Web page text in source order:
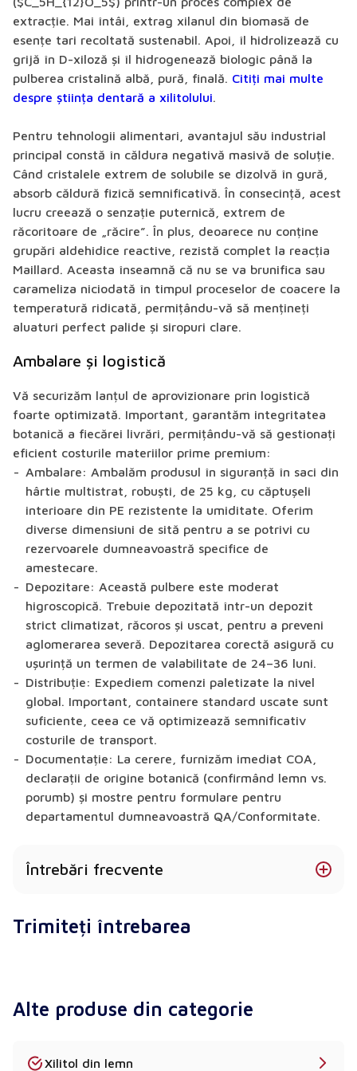
extracție. Mai întâi, extrag xilanul din biomasă de
esențe tari recoltată sustenabil. Apoi, îl hidrolizează cu
grijă în D-xiloză și îl hidrogenează biologic până la
pulberea cristalină albă, pură, finală. Citiți mai multe
despre știința dentară a xilitolului.
Pentru tehnologii alimentari, avantajul său industrial
principal constă în căldura negativă masivă de soluție.
Când cristalele extrem de solubile se dizolvă în gură,
absorb căldură fizică semnificativă. În consecință, acest
lucru creează o senzație puternică, extrem de
răcoritoare de „răcire”. În plus, deoarece nu conține
grupări aldehidice reactive, rezistă complet la reacția
Maillard. Aceasta înseamnă că nu se va brunifica sau
carameliza niciodată în timpul proceselor de coacere la
temperatură ridicată, permițându-vă să mențineți
aluaturi perfect palide și siropuri clare.
Ambalare și logistică
Vă securizăm lanțul de aprovizionare prin logistică
foarte optimizată. Important, garantăm integritatea
botanică a fiecărei livrări, permițându-vă să gestionați
eficient costurile materiilor prime premium:
Ambalare: Ambalăm produsul în siguranță în saci din
hârtie multistrat, robuști, de 25 kg, cu căptușeli
interioare din PE rezistente la umiditate. Oferim
diverse dimensiuni de sită pentru a se potrivi cu
rezervoarele dumneavoastră specifice de
amestecare.
Depozitare: Această pulbere este moderat
higroscopică. Trebuie depozitată într-un depozit
strict climatizat, răcoros și uscat, pentru a preveni
aglomerarea severă. Depozitarea corectă asigură cu
ușurință un termen de valabilitate de 24–36 luni.
Distribuție: Expediem comenzi paletizate la nivel
global. Important, containere standard uscate sunt
suficiente, ceea ce vă optimizează semnificativ
costurile de transport.
Documentație: La cerere, furnizăm imediat COA,
declarații de origine botanică (confirmând lemn vs.
porumb) și mostre pentru formulare pentru
departamentul dumneavoastră QA/Conformitate.
Întrebări frecvente
mesteacăn și xilitolul din porumb?
foarte diferite. Xilitolul convențional din porumb se
bazează pe culturi masive de porumb, cultivate
serioase ale consumatorilor privind modificarea
Trimiteți întrebarea
Alte produse din categorie
Xilitol din lemn